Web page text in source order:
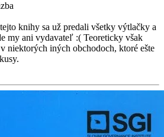
knihy sa už predali všetky výtlačky a
my ani vydavateľ :( Teoreticky však
niektorých iných obchodoch, ktoré ešte